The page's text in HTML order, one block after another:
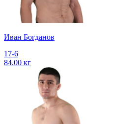
Иван Богданов
17-6
84.00 кг